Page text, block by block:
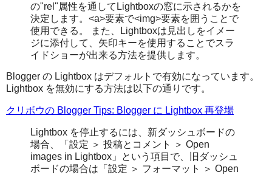
の"rel"属性を通してLightboxの窓に示されるかを
決定します。<a>要素で<img>要素を囲うことで
使用できる。 また、Lightboxは見出しをイメー
ジに添付して、矢印キーを使用することでスラ
イドショーが出来る方法を提供します。
Blogger の Lightbox はデフォルトで有効になっています。
Lightbox を無効にする方法は以下の通りです。
クリボウの Blogger Tips: Blogger に Lightbox 再登場
Lightbox を停止するには、新ダッシュボードの
場合、「設定 ＞ 投稿とコメント ＞ Open
images in Lightbox」という項目で、旧ダッシュ
ボードの場合は「設定 ＞ フォーマット ＞ Open